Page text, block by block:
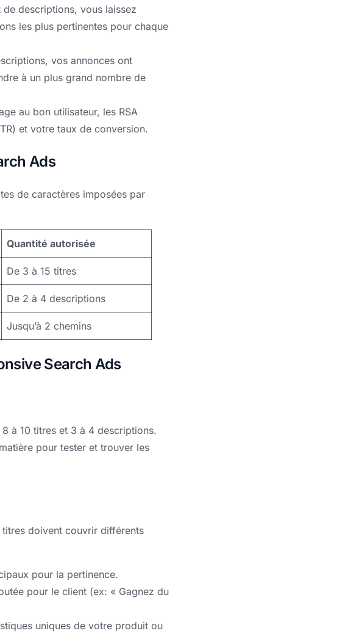
descriptions, vous laissez
les plus pertinentes pour chaque
vos annonces ont
à un plus grand nombre de
au bon utilisateur, les RSA
et votre taux de conversion.
Ads
de caractères imposées par
Quantité autorisée
De 3 à 15 titres
De 2 à 4 descriptions
Jusqu’à 2 chemins
Search Ads
à 10 titres et 3 à 4 descriptions.
pour tester et trouver les
titres doivent couvrir différents
pour la pertinence.
pour le client (ex: « Gagnez du
uniques de votre produit ou